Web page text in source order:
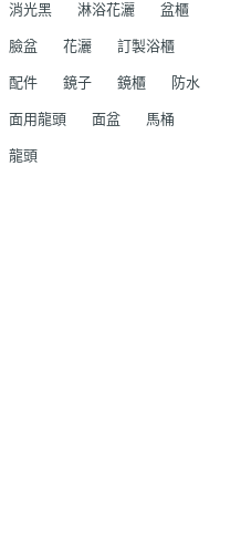
消光黑 淋浴花灑 盆櫃
臉盆 花灑 訂製浴櫃
配件 鏡子 鏡櫃 防水
面用龍頭 面盆 馬桶
龍頭